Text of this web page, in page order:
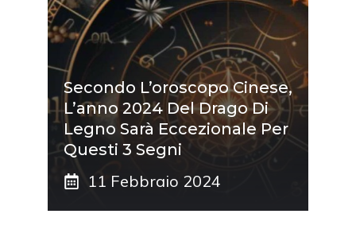
Secondo L’oroscopo Cinese,
L’anno 2024 Del Drago Di
Legno Sarà Eccezionale Per
Questi 3 Segni
11 Febbraio 2024